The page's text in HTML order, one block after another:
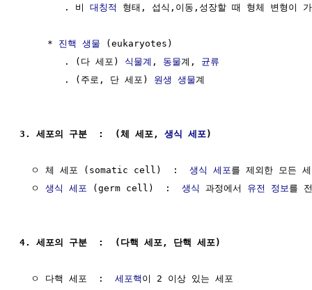
        . 비
대칭적 형태, 섭식,이동,성장할 때 형체 변형이
     *
진핵 생물 (eukaryotes)
        . (다 세포)
식물계 , 동물계, 균류
        . (주로, 단 세포)
원생 생물계
3. 세포의 구분  :  (체 세포, 생식 세포 )
  ㅇ 체 세포 (somatic cell)  :
생식 세포를 제외한 모든
  ㅇ
생식 세포 (germ cell)  : 생식 과정에서 유전 정보 를
4. 세포의 구분  :  (다핵 세포, 단핵 세포)
  ㅇ 다핵 세포  :
세포핵 이 2 이상 있는 세포